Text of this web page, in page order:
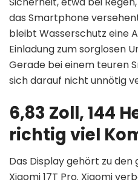
das Smartphone
bleibt Wasserschutz eine
Einladung zum sorglosen
Gerade bei einem teuren
sich darauf nicht unnötig
6,83 Zoll, 144
richtig viel
Das Display gehört zu
Xiaomi 17T Pro. Xiaomi